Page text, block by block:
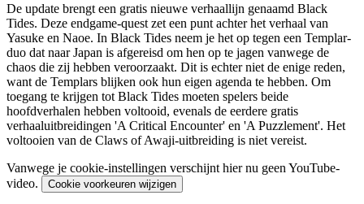
De update brengt een gratis nieuwe verhaallijn genaamd Black
Tides. Deze endgame-quest zet een punt achter het verhaal van
Yasuke en Naoe. In Black Tides neem je het op tegen een Templar-
duo dat naar Japan is afgereisd om hen op te jagen vanwege de
chaos die zij hebben veroorzaakt. Dit is echter niet de enige reden,
want de Templars blijken ook hun eigen agenda te hebben. Om
toegang te krijgen tot Black Tides moeten spelers beide
hoofdverhalen hebben voltooid, evenals de eerdere gratis
verhaaluitbreidingen 'A Critical Encounter' en 'A Puzzlement'. Het
voltooien van de Claws of Awaji-uitbreiding is niet vereist.
Vanwege je cookie-instellingen verschijnt hier nu geen YouTube-
video.
Cookie voorkeuren wijzigen